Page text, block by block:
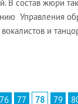
В состав жюри
Управления
и
76 77 78 79